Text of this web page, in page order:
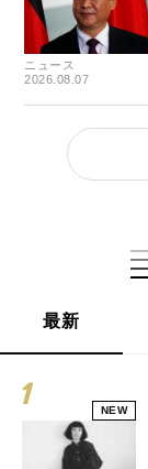
ニュース
2026.08.07
最新
NEW